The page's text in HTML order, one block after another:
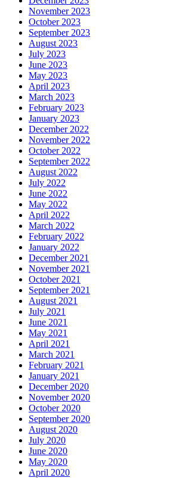
November 2023
October 2023
September 2023
August 2023
July 2023
June 2023
May 2023
April 2023
March 2023
February 2023
January 2023
December 2022
November 2022
October 2022
September 2022
August 2022
July 2022
June 2022
May 2022
April 2022
March 2022
February 2022
January 2022
December 2021
November 2021
October 2021
September 2021
August 2021
July 2021
June 2021
May 2021
April 2021
March 2021
February 2021
January 2021
December 2020
November 2020
October 2020
September 2020
August 2020
July 2020
June 2020
May 2020
April 2020